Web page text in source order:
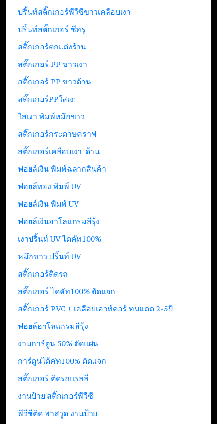
ปริ้นท์สติ๊กเกอร์พีวีซีขาวเคลือบเงา
ปริ้นท์สติ๊กเกอร์ ซีทรู
สติ๊กเกอร์ตกแต่งร้าน
สติ๊กเกอร์ PP ขาวเงา
สติ๊กเกอร์ PP ขาวด้าน
สติ๊กเกอร์PPใสเงา
ใสเงา พิมพ์หมึกขาว
สติ๊กเกอร์กระดาษคราฟ
สติ๊กเกอร์เคลือบเงา-ด้าน
ฟอยล์เงิน พิมพ์ฉลากสินค้า
ฟอยล์ทอง พิมพ์ UV
ฟอยล์เงิน พิมพ์ UV
ฟอยล์เงินฮาโลแกรมสีรุ้ง
เงาปริ้นท์ UV ไดคัท100%
หมึกขาว ปริ้นท์ UV
สติ๊กเกอร์ติดรถ
สติ๊กเกอร์ ไดคัท100% ตัดแจก
สติ๊กเกอร์ PVC + เคลือบเอาท์ดอร์ ทนแดด 2-5ปี
ฟอยล์ฮาโลแกรมสีรุ้ง
งานการ์ตูน 50% ตัดแผ่น
การ์ตูนได้คัท100% ตัดแจก
สติ๊กเกอร์ ติดรถแรลลี่
งานป้าย สติ๊กเกอร์พีวีซี
พีวีซีติด พาสวูด งานป้าย